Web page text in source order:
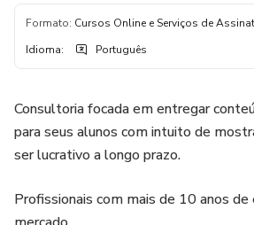
Formato: Cursos Online e Serviços de
Idioma: Português
Consultoria focada em entregar
para seus alunos com intuito de
ser lucrativo a longo prazo.
Profissionais com mais de 10 anos de